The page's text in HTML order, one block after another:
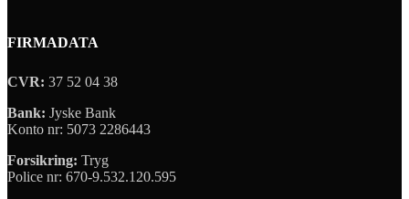
FIRMADATA
CVR: 37 52 04 38
Bank: Jyske Bank
Konto nr: 5073 2286443
Forsikring: Tryg
Police nr: 670-9.532.120.595